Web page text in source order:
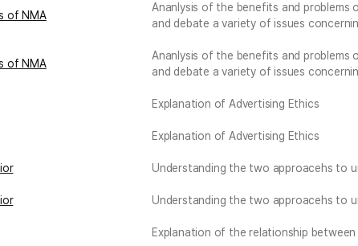
of NMA
Ananlysis of the benefits and
and debate a variety of issues
of NMA
Ananlysis of the benefits and
and debate a variety of issues
Explanation of Advertising Ethics
Explanation of Advertising Ethics
Understanding the two approacehs to
Understanding the two approacehs to
Explanation of the relationship